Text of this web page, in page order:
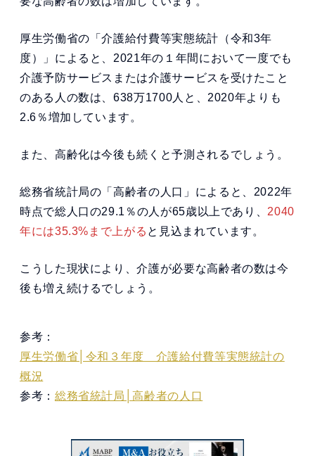
厚生労働省の「介護給付費等実態統計（令和3年
度）」によると、2021年の１年間において一度でも
介護予防サービスまたは介護サービスを受けたこと
のある人の数は、638万1700人と、2020年よりも
2.6％増加しています。
また、高齢化は今後も続くと予測されるでしょう。
総務省統計局の「高齢者の人口」によると、2022年
時点で総人口の29.1％の人が65歳以上であり、 2040
年には35.3%まで上がる と見込まれています。
こうした現状により、介護が必要な高齢者の数は今
後も増え続けるでしょう。
参考：
厚生労働省│令和３年度 介護給付費等実態統計の
概況
参考： 総務省統計局│高齢者の人口